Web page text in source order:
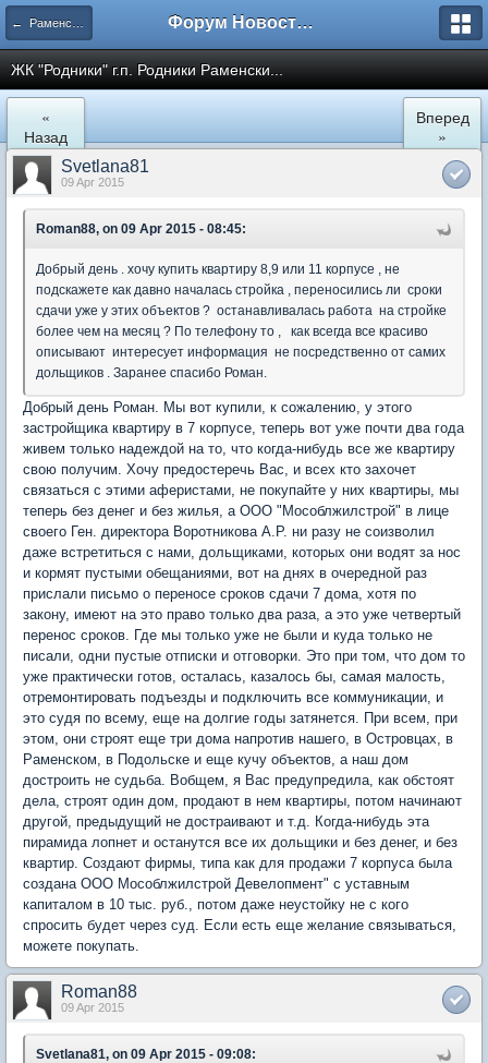
← Раменское Форум Новостройки
ЖК "Родники" г.п. Родники Раменски...
«
Назад
Вперед
»
Svetlana81
09 Apr 2015
Roman88, on 09 Apr 2015 - 08:45:
Добрый день . хочу купить квартиру 8,9 или 11 корпусе , не
подскажете как давно началась стройка , переносились ли сроки
сдачи уже у этих объектов ? останавливалась работа на стройке
более чем на месяц ? По телефону то , как всегда все красиво
описывают интересует информация не посредственно от самих
дольщиков . Заранее спасибо Роман.
Добрый день Роман. Мы вот купили, к сожалению, у этого
застройщика квартиру в 7 корпусе, теперь вот уже почти два года
живем только надеждой на то, что когда-нибудь все же квартиру
свою получим. Хочу предостеречь Вас, и всех кто захочет
связаться с этими аферистами, не покупайте у них квартиры, мы
теперь без денег и без жилья, а ООО "Мособлжилстрой" в лице
своего Ген. директора Воротникова А.Р. ни разу не соизволил
даже встретиться с нами, дольщиками, которых они водят за нос
и кормят пустыми обещаниями, вот на днях в очередной раз
прислали письмо о переносе сроков сдачи 7 дома, хотя по
закону, имеют на это право только два раза, а это уже четвертый
перенос сроков. Где мы только уже не были и куда только не
писали, одни пустые отписки и отговорки. Это при том, что дом то
уже практически готов, осталась, казалось бы, самая малость,
отремонтировать подъезды и подключить все коммуникации, и
это судя по всему, еще на долгие годы затянется. При всем, при
этом, они строят еще три дома напротив нашего, в Островцах, в
Раменском, в Подольске и еще кучу объектов, а наш дом
достроить не судьба. Вобщем, я Вас предупредила, как обстоят
дела, строят один дом, продают в нем квартиры, потом начинают
другой, предыдущий не достраивают и т.д. Когда-нибудь эта
пирамида лопнет и останутся все их дольщики и без денег, и без
квартир. Создают фирмы, типа как для продажи 7 корпуса была
создана ООО Мособлжилстрой Девелопмент" с уставным
капиталом в 10 тыс. руб., потом даже неустойку не с кого
спросить будет через суд. Если есть еще желание связываться,
можете покупать.
Roman88
09 Apr 2015
Svetlana81, on 09 Apr 2015 - 09:08: